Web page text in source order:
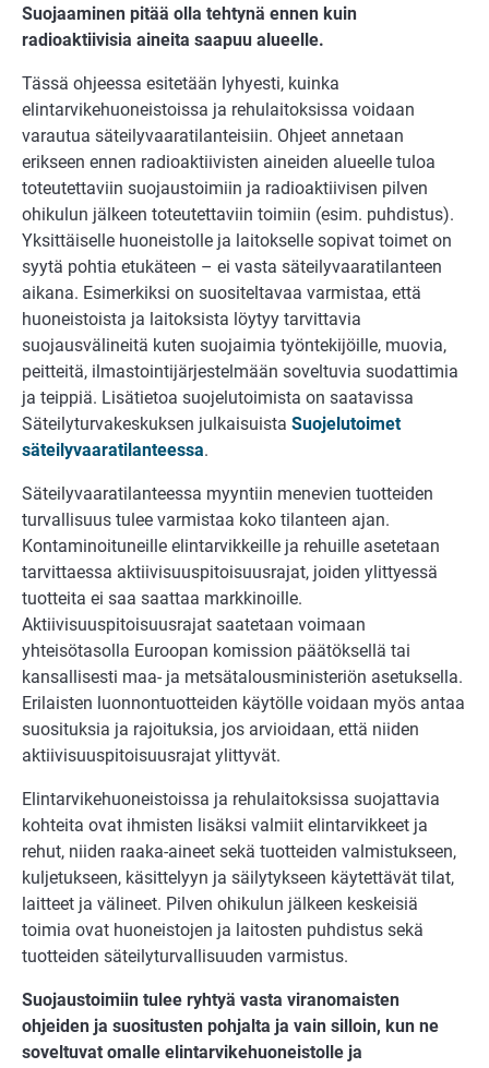
Suojaaminen pitää olla tehtynä ennen kuin
radioaktiivisia aineita saapuu alueelle.
Tässä ohjeessa esitetään lyhyesti, kuinka
elintarvikehuoneistoissa ja rehulaitoksissa voidaan
varautua sätei­lyvaaratilanteisiin. Ohjeet annetaan
erikseen ennen radioaktiivisten aineiden alueelle tuloa
toteutettaviin suojaustoimiin ja radioaktiivisen pilven
ohikulun jälkeen toteutettaviin toimiin (esim. puhdistus).
Yksittäiselle huoneistolle ja laitokselle sopivat toimet on
syytä pohtia etukäteen – ei vasta säteilyvaaratilanteen
aikana. Esimerkiksi on suositeltavaa varmistaa, että
huoneistoista ja laitoksista löytyy tarvittavia
suojausvälineitä kuten suojaimia työntekijöille, muovia,
peitteitä, ilmastointijärjestelmään soveltuvia suodattimia
ja teippiä. Lisätietoa suojelutoimista on saatavissa
Säteilyturvakes­kuksen julkaisuista Suojelutoimet
säteilyvaaratilanteessa.
Säteilyvaaratilanteessa myyntiin menevien tuotteiden
turvallisuus tulee varmistaa koko tilanteen ajan.
Kontaminoituneille elintarvikkeille ja rehuille asetetaan
tarvittaessa aktiivisuuspitoisuusrajat, joiden ylit­tyessä
tuotteita ei saa saattaa markkinoille.
Aktiivisuuspitoisuusrajat saatetaan voimaan
yhteisötasolla Euroopan komission päätöksellä tai
kansallisesti maa- ja metsätalousminis­teriön asetuksella.
Erilaisten luonnontuotteiden käytölle voidaan myös antaa
suosituksia ja rajoituksia, jos arvioidaan, että niiden
aktiivisuuspitoisuusrajat ylittyvät.
Elintarvikehuoneistoissa ja rehulaitoksissa suojattavia
kohteita ovat ihmisten lisäksi valmiit elintarvikkeet ja
rehut, nii­den raaka-aineet sekä tuotteiden valmistukseen,
kuljetukseen, käsittelyyn ja säily­tykseen käytettävät tilat,
laitteet ja välineet. Pilven ohikulun jälkeen keskeisiä
toimia ovat huoneistojen ja laitosten puhdistus sekä
tuotteiden säteilyturvallisuuden varmistus.
Suojaustoimiin tulee ryhtyä vasta viranomaisten
ohjeiden ja suositusten pohjalta ja vain silloin, kun ne
soveltuvat omalle elintarvikehuoneistolle ja